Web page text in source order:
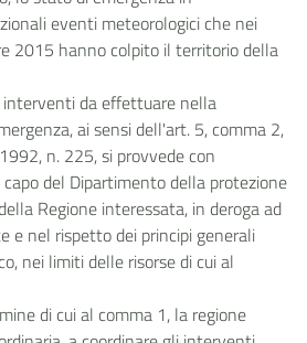
eventi meteorologici che nei
2015 hanno colpito il territorio della
da effettuare nella
ai sensi dell'art. 5, comma 2,
n. 225, si provvede con
del Dipartimento della protezione
Regione interessata, in deroga ad
e nel rispetto dei principi generali
nei limiti delle risorse di cui al
di cui al comma 1, la regione